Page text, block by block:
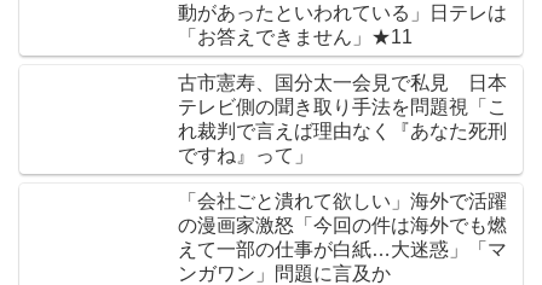
動があったといわれている」日テレは
「お答えできません」★11
古市憲寿、国分太一会見で私見 日本
テレビ側の聞き取り手法を問題視「こ
れ裁判で言えば理由なく『あなた死刑
ですね』って」
「会社ごと潰れて欲しい」海外で活躍
の漫画家激怒「今回の件は海外でも燃
えて一部の仕事が白紙…大迷惑」「マ
ンガワン」問題に言及か